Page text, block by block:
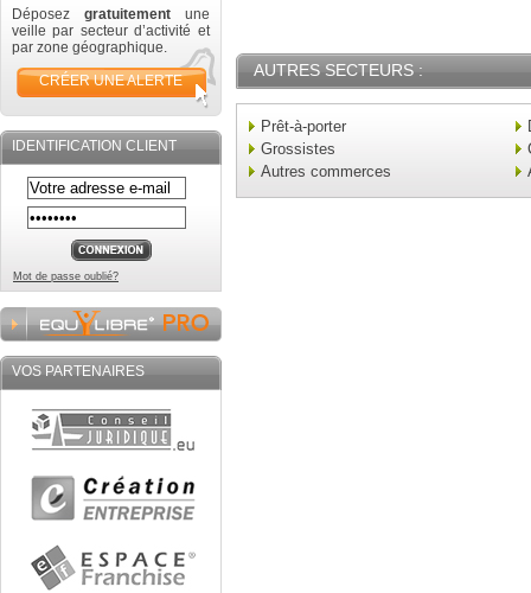
Déposez gratuitement une
veille par secteur d’activité et
par zone géographique.
CRÉER UNE ALERTE
IDENTIFICATION CLIENT
Mot de passe oublié?
VOS PARTENAIRES
AUTRES SECTEURS :
Prêt-à-porter
Grossistes
Autres commerces